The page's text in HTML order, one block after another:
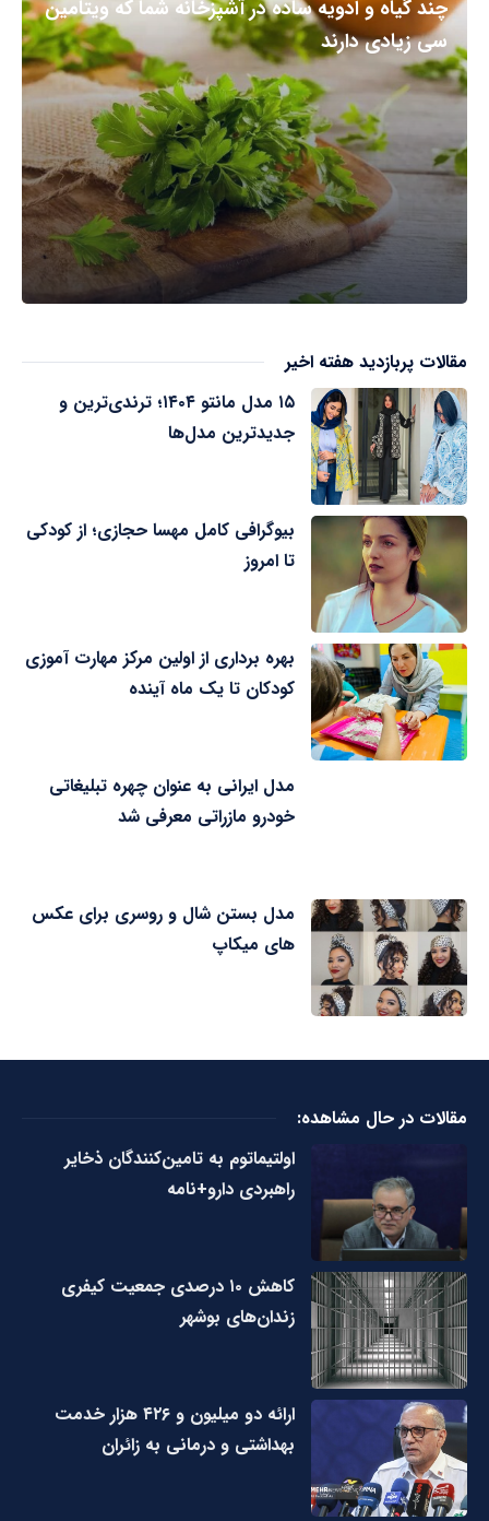
چند گیاه و ادویه ساده در آشپزخانه شما که ویتامین
سی زیادی دارند
مقالات پربازدید هفته اخیر
۱۵ مدل مانتو ۱۴۰۴؛ ترندی‌ترین و
جدیدترین مدل‌ها
بیوگرافی کامل مهسا حجازی؛ از کودکی
تا امروز
بهره برداری از اولین مرکز مهارت آموزی
کودکان تا یک ماه آینده
مدل ایرانی به عنوان چهره تبلیغاتی
خودرو مازراتی معرفی شد
مدل بستن شال و روسری برای عکس
های میکاپ
مقالات در حال مشاهده:
اولتیماتوم به تامین‌کنندگان ذخایر
راهبردی دارو+نامه
کاهش ۱۰ درصدی جمعیت کیفری
زندان‌های بوشهر
ارائه دو میلیون و ۴۲۶ هزار خدمت
بهداشتی و درمانی به زائران